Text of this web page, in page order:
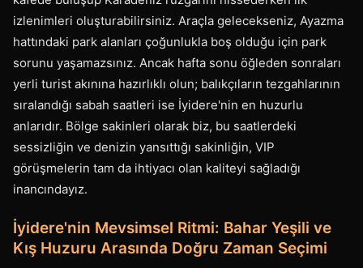
izlenimleri oluşturabilirsiniz. Araçla gelecekseniz, Ayazma
hattındaki park alanları çoğunlukla boş olduğu için park
sorunu yaşamazsınız. Ancak hafta sonu öğleden sonraları
yerli turist akınına hazırlıklı olun; balıkçıların tezgahlarının
sıralandığı sabah saatleri ise İyidere'nin en huzurlu
anlarıdır. Bölge sakinleri olarak biz, bu saatlerdeki
sessizliğin ve denizin yansıttığı sakinliğin, VIP
görüşmelerin tam da ihtiyacı olan kaliteyi sağladığı
inancındayız.
İyidere'nin Mevsimsel Ritmi: Bahar Yeşili ve
Kış Huzuru Arasında Doğru Zaman Seçimi